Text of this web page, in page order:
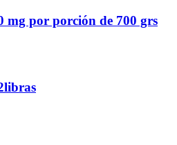
mg por porción de 700 grs